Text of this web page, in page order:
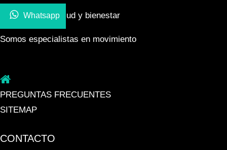
Whatsapp
Tu espacio de salud y bienestar
Somos especialistas en movimiento
PREGUNTAS FRECUENTES
SITEMAP
CONTACTO